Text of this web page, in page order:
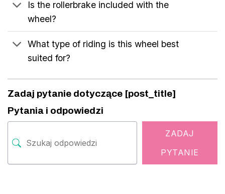
Is the rollerbrake included with the
wheel?
What type of riding is this wheel best
suited for?
Zadaj pytanie dotyczące [post_title]
Pytania i odpowiedzi
ZADAJ
PYTANIE